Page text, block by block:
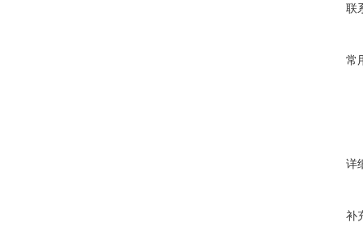
联
常
详
补